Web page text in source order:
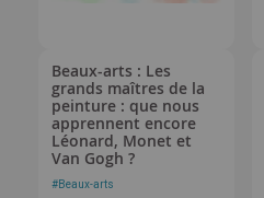
Beaux-arts : Les
grands maîtres de la
peinture : que nous
apprennent encore
Léonard, Monet et
Van Gogh ?
#Beaux-arts